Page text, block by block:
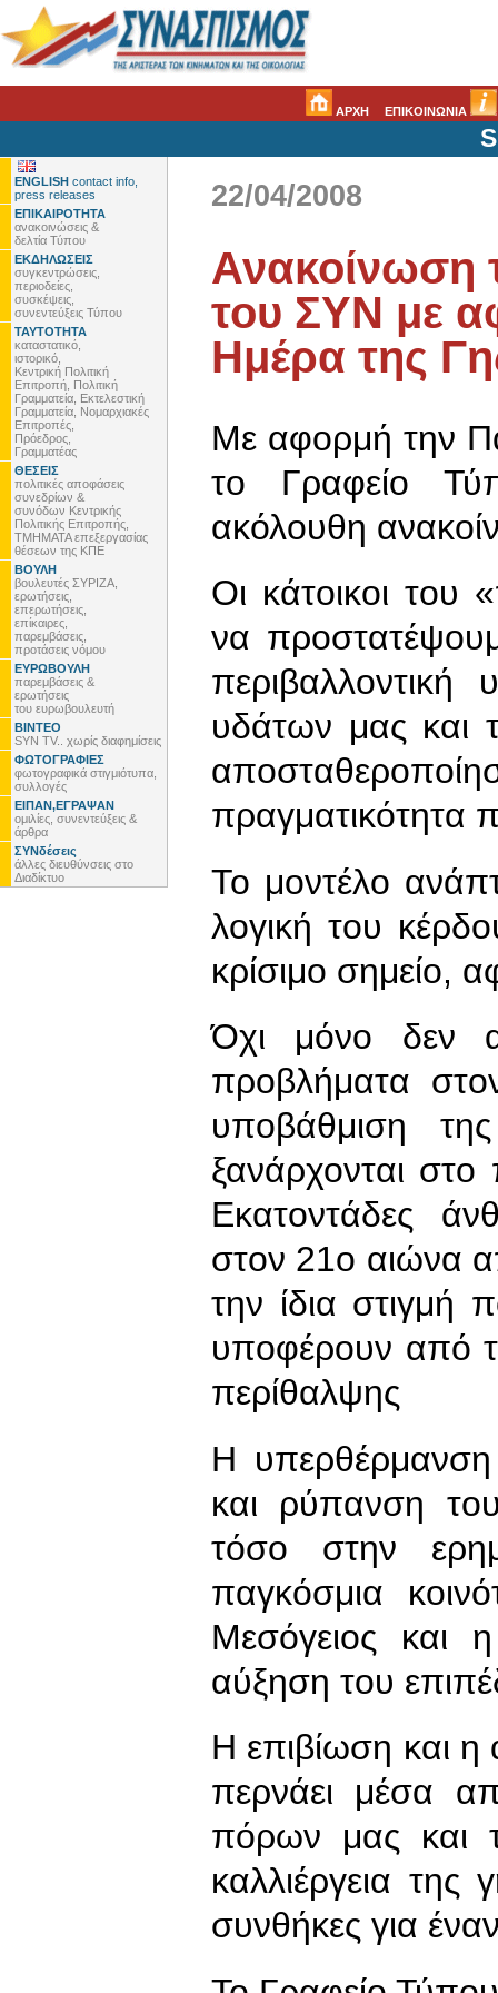
ΑΡΧΗ ΕΠΙΚΟΙΝΩΝΙΑ
ENGLISH contact info,
press releases
ΕΠΙΚΑΙΡΟΤΗΤΑ
ανακοινώσεις &
δελτία Τύπου
ΕΚΔΗΛΩΣΕΙΣ
συγκεντρώσεις,
περιοδείες,
συσκέψεις,
συνεντεύξεις Τύπου
ΤΑΥΤΟΤΗΤΑ
καταστατικό,
ιστορικό,
Κεντρική Πολιτική
Επιτροπή, Πολιτική
Γραμματεία, Εκτελεστική
Γραμματεία, Νομαρχιακές
Επιτροπές,
Πρόεδρος,
Γραμματέας
ΘΕΣΕΙΣ
πολιτικές αποφάσεις
συνεδρίων &
συνόδων Κεντρικής
Πολιτικής Επιτροπής,
ΤΜΗΜΑΤΑ επεξεργασίας
θέσεων της ΚΠΕ
ΒΟΥΛΗ
βουλευτές ΣΥΡΙΖΑ,
ερωτήσεις,
επερωτήσεις,
επίκαιρες,
παρεμβάσεις,
προτάσεις νόμου
ΕΥΡΩΒΟΥΛΗ
παρεμβάσεις &
ερωτήσεις
του ευρωβουλευτή
ΒΙΝΤΕΟ
SYN TV.. χωρίς διαφημίσεις
ΦΩΤΟΓΡΑΦΙΕΣ
φωτογραφικά στιγμιότυπα,
συλλογές
ΕΙΠΑΝ,ΕΓΡΑΨΑΝ
ομιλίες, συνεντεύξεις &
άρθρα
ΣΥΝδέσεις
άλλες διευθύνσεις στο
Διαδίκτυο
22/04/2008
Ανακοίνωση
του ΣΥΝ με
Ημέρα της
Με αφορμή την
το Γραφείο
ακόλουθη
Οι κάτοικοι του
να
υδάτων μας και
πραγματικότητα
Το μοντέλο
λογική του
κρίσιμο σημείο,
Όχι μόνο δεν
προβλήματα
υποβάθμιση
ξανάρχονται στο
Εκατοντάδες
στον 21ο αιώνα
την ίδια στιγμή
υποφέρουν από
περίθαλψης
Η
και ρύπανση
τόσο στην
παγκόσμια
Μεσόγειος
αύξηση του
Η επιβίωση και η
περνάει μέσα
πόρων μας και
καλλιέργεια
συνθήκες για